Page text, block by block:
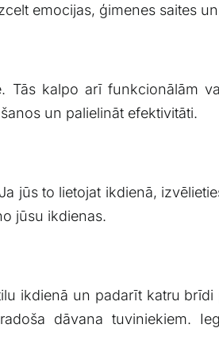
​emocijas, ģimenes saites
kalpo arī funkcionālām⁣
un palielināt efektivitāti.
jūs to lietojat ikdienā,
jūsu ikdienas.
ikdienā ‌un padarīt katru brīdi
‌dāvana tuviniekiem.